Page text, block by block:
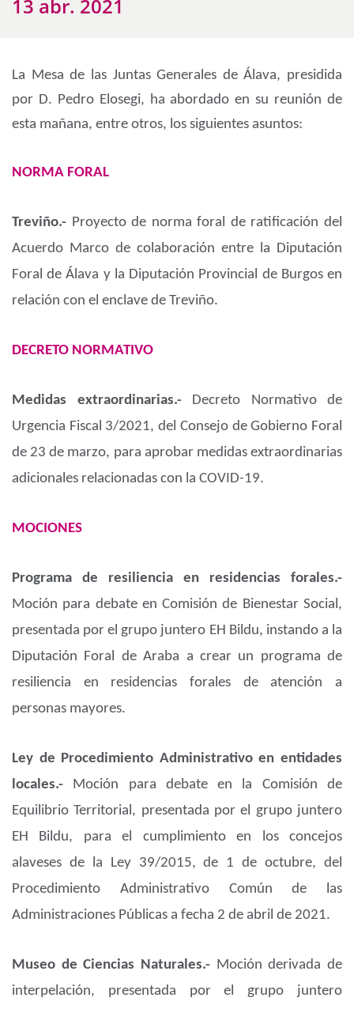
13 abr. 2021
La Mesa de las Juntas Generales de Álava, presidida
por D. Pedro Elosegi, ha abordado en su reunión de
esta mañana, entre otros, los siguientes asuntos:
NORMA FORAL
Treviño.- Proyecto de norma foral de ratificación del
Acuerdo Marco de colaboración entre la Diputación
Foral de Álava y la Diputación Provincial de Burgos en
relación con el enclave de Treviño.
DECRETO NORMATIVO
Medidas extraordinarias.- Decreto Normativo de
Urgencia Fiscal 3/2021, del Consejo de Gobierno Foral
de 23 de marzo, para aprobar medidas extraordinarias
adicionales relacionadas con la COVID-19.
MOCIONES
Programa de resiliencia en residencias forales.-
Moción para debate en Comisión de Bienestar Social,
presentada por el grupo juntero EH Bildu, instando a la
Diputación Foral de Araba a crear un programa de
resiliencia en residencias forales de atención a
personas mayores.
Ley de Procedimiento Administrativo en entidades
locales.- Moción para debate en la Comisión de
Equilibrio Territorial, presentada por el grupo juntero
EH Bildu, para el cumplimiento en los concejos
alaveses de la Ley 39/2015, de 1 de octubre, del
Procedimiento Administrativo Común de las
Administraciones Públicas a fecha 2 de abril de 2021.
Museo de Ciencias Naturales.- Moción derivada de
interpelación, presentada por el grupo juntero